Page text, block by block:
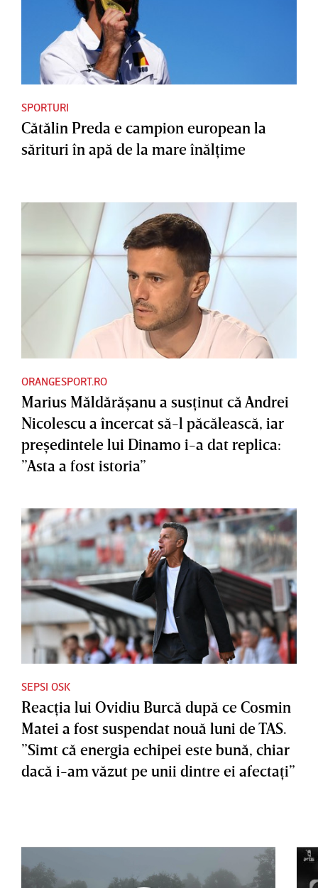
SPORTURI
Cătălin Preda e campion european la
sărituri în apă de la mare înălţime
ORANGESPORT.RO
Marius Măldărăşanu a susţinut că Andrei
Nicolescu a încercat să-l păcălească, iar
preşedintele lui Dinamo i-a dat replica:
”Asta a fost istoria”
SEPSI OSK
Reacţia lui Ovidiu Burcă după ce Cosmin
Matei a fost suspendat nouă luni de TAS.
”Simt că energia echipei este bună, chiar
dacă i-am văzut pe unii dintre ei afectaţi”